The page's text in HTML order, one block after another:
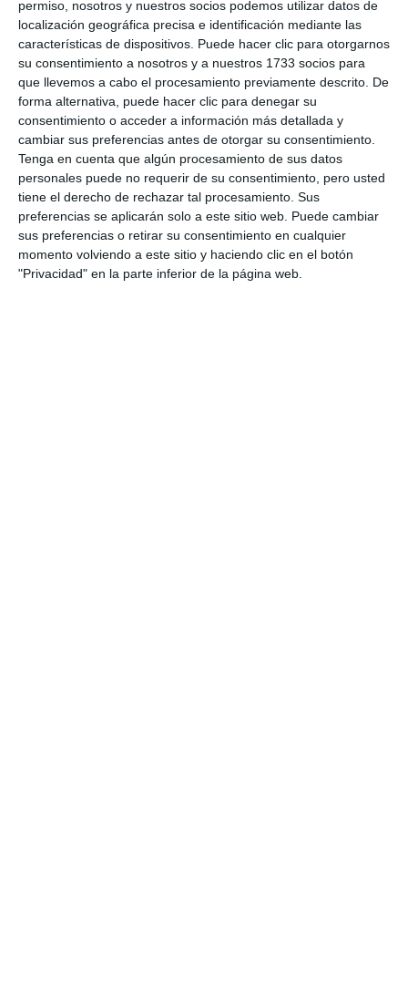
permiso, nosotros y nuestros socios podemos utilizar datos de
localización geográfica precisa e identificación mediante las
características de dispositivos. Puede hacer clic para otorgarnos
su consentimiento a nosotros y a nuestros 1733 socios para
que llevemos a cabo el procesamiento previamente descrito. De
forma alternativa, puede hacer clic para denegar su
consentimiento o acceder a información más detallada y
cambiar sus preferencias antes de otorgar su consentimiento.
Tenga en cuenta que algún procesamiento de sus datos
personales puede no requerir de su consentimiento, pero usted
tiene el derecho de rechazar tal procesamiento. Sus
preferencias se aplicarán solo a este sitio web. Puede cambiar
sus preferencias o retirar su consentimiento en cualquier
momento volviendo a este sitio y haciendo clic en el botón
"Privacidad" en la parte inferior de la página web.